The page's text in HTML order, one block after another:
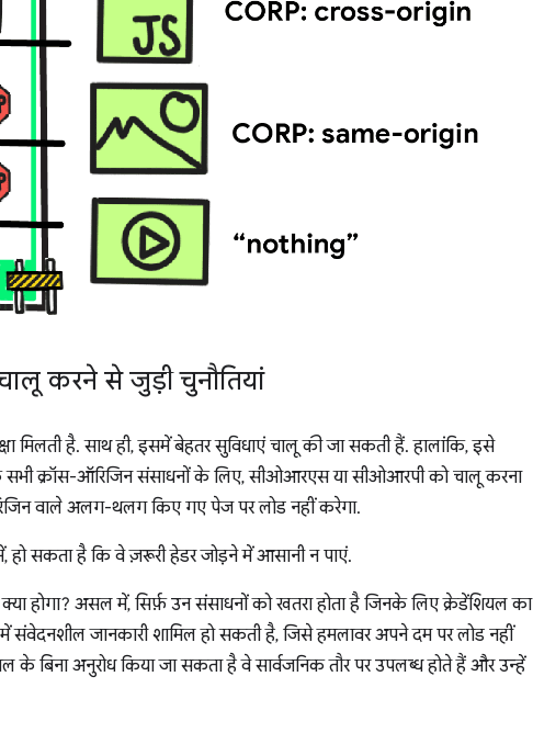
करने से जुड़ी चुनौतियां
है. साथ ही, इसमें बेहतर सुविधाएं चालू की जा सकती हैं. हालांकि, इसे
सभी क्रॉस-ऑरिजिन संसाधनों के लिए, सीओआरएस या सीओआरपी को चालू करना
वाले अलग-थलग किए गए पेज पर लोड नहीं करेगा.
हो सकता है कि वे ज़रूरी हेडर जोड़ने में आसानी न पाएं.
होगा? असल में, सिर्फ़ उन संसाधनों को खतरा होता है जिनके लिए क्रेडेंशियल का
संवेदनशील जानकारी शामिल हो सकती है, जिसे हमलावर अपने दम पर लोड नहीं
बिना अनुरोध किया जा सकता है वे सार्वजनिक तौर पर उपलब्ध होते हैं और उन्हें